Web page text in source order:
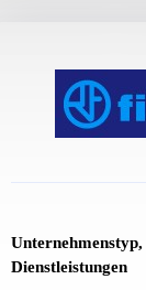
Unternehmenstyp,
Dienstleistungen